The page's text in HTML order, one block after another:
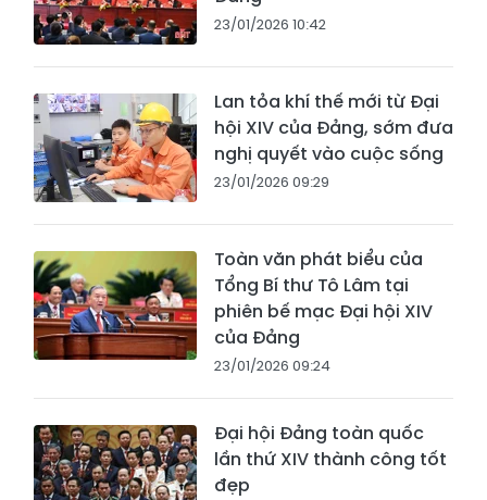
23/01/2026 10:42
Lan tỏa khí thế mới từ Đại
hội XIV của Đảng, sớm đưa
nghị quyết vào cuộc sống
23/01/2026 09:29
Toàn văn phát biểu của
Tổng Bí thư Tô Lâm tại
phiên bế mạc Đại hội XIV
của Đảng
23/01/2026 09:24
Đại hội Đảng toàn quốc
lần thứ XIV thành công tốt
đẹp